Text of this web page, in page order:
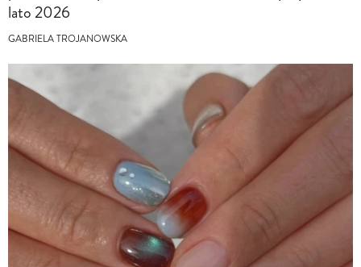
lato 2026
GABRIELA TROJANOWSKA